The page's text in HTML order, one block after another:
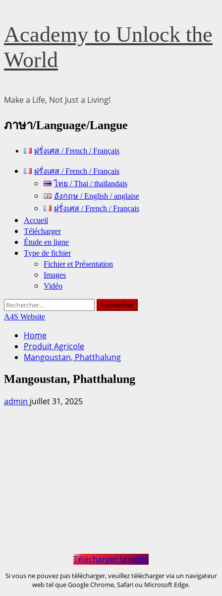
Skip
to
content
Academy to Unlock the
World
Make a Life, Not Just a Living!
ภาษา/Language/Langue
ฝรั่งเศส / French / Français
Primary ฝรั่งเศส / French / Français
ไทย / Thai / thaïlandais
อังกฤษ / English / anglaise
ฝรั่งเศส / French / Français
Accueil
Télécharger
Étude en ligne
Type de fichier
Fichier et Présentation
Images
Vidéo
Rechercher :
A4S Website
Home
Produit Agricole
Mangoustan, Phatthalung
Mangoustan, Phatthalung
admin juillet 31, 2025
Télécharger la vidéo
Si vous ne pouvez pas télécharger, veuillez télécharger via un navigateur
web tel que Google Chrome, Safari ou Microsoft Edge.